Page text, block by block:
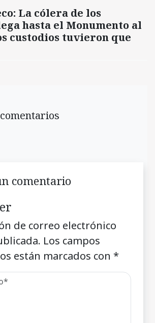
La cólera de los
hasta el Monumento al
custodios tuvieron que
comentario
de correo electrónico
Los campos
están marcados con *